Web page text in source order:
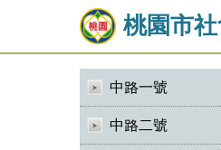
桃園市
中路一號
中路二號